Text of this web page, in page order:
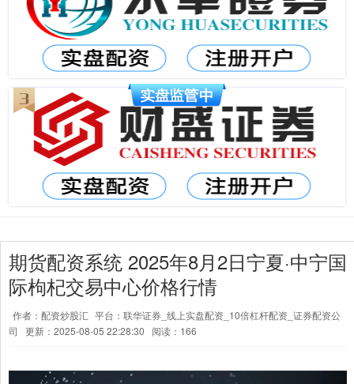
期货配资系统 2025年8月2日宁夏·中宁国
际枸杞交易中心价格行情
作者：配资炒股汇 平台：联华证券_线上实盘配资_10倍杠杆配资_证券配资公
司
更新：2025-08-05 22:28:30 阅读：166